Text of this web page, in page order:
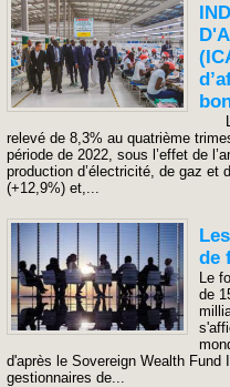
Le
relevé de 8,3% au quatrième
période de 2022, sous l’effet de
production d’électricité, de gaz et
(+12,9%) et,...
de
Le
de
d'après le Sovereign Wealth Fund
gestionnaires de...